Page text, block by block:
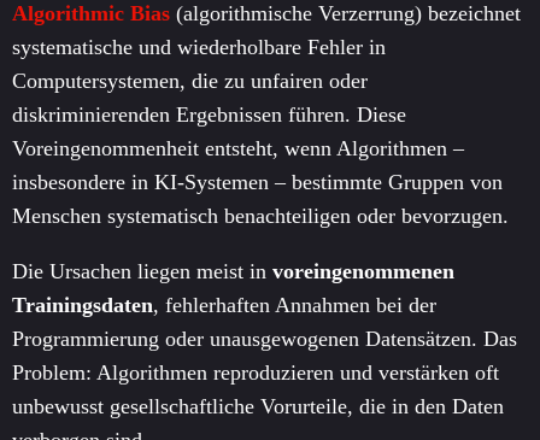
Algorithmic Bias (algorithmische Verzerrung) bezeichnet
systematische und wiederholbare Fehler in
Computersystemen, die zu unfairen oder
diskriminierenden Ergebnissen führen. Diese
Voreingenommenheit entsteht, wenn Algorithmen –
insbesondere in KI-Systemen – bestimmte Gruppen von
Menschen systematisch benachteiligen oder bevorzugen.
Die Ursachen liegen meist in voreingenommenen
Trainingsdaten, fehlerhaften Annahmen bei der
Programmierung oder unausgewogenen Datensätzen. Das
Problem: Algorithmen reproduzieren und verstärken oft
unbewusst gesellschaftliche Vorurteile, die in den Daten